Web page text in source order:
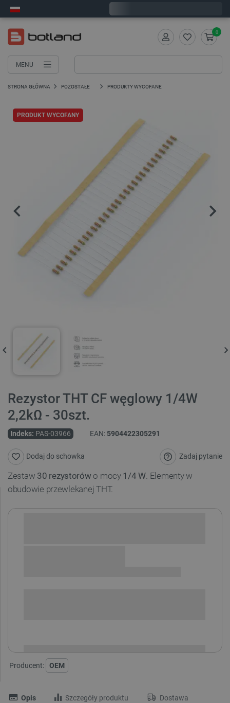
MENU
0
STRONA GŁÓWNA POZOSTAŁE PRODUKTY WYCOFANE
PRODUKT WYCOFANY
Rezystor THT CF węglowy 1/4W
2,2kΩ - 30szt.
Indeks: PAS-03966 EAN: 5904422305291
Zadaj pytanie
Dodaj do schowka
Zestaw 30 rezystorów o mocy 1/4 W. Elementy w
obudowie przewlekanej THT.
Producent: OEM
Opis Szczegóły produktu Dostawa